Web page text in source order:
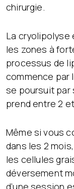
chirurgie.
La cryolipolyse
les zones à
processus de
commence par
se poursuit par
prend entre 2
Même si vous
dans les 2
les cellules
déversement
d’une session